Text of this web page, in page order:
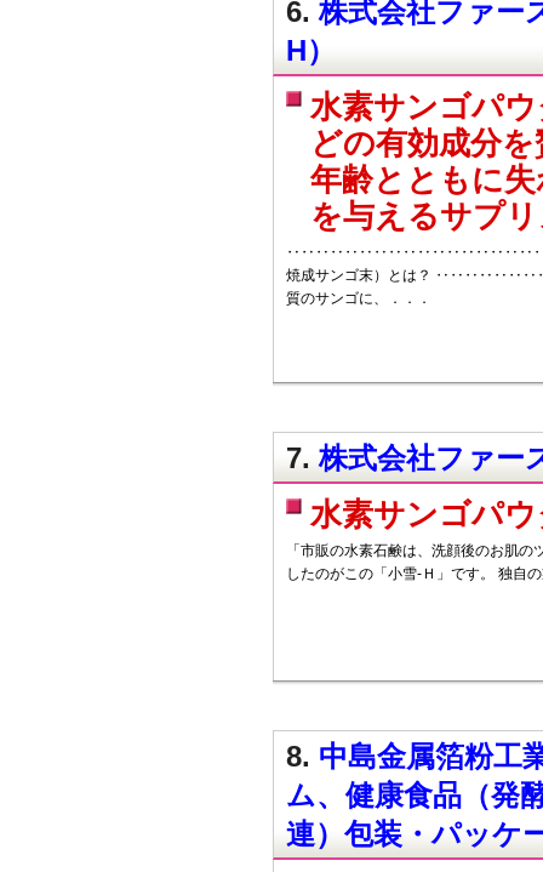
6.株式会社ファー
H）
水素サンゴパ
どの有効成分
年齢とともに
を与えるサプ
焼成サンゴ末）とは？
質のサンゴに、．．．
7.株式会社ファー
水素サンゴパ
「市販の水素石鹸は、洗顔後のお肌
したのがこの「小雪-Ｈ」です。 独自
8. 中島金属箔粉工
ム、健康食品（発
連）包装・パッケ